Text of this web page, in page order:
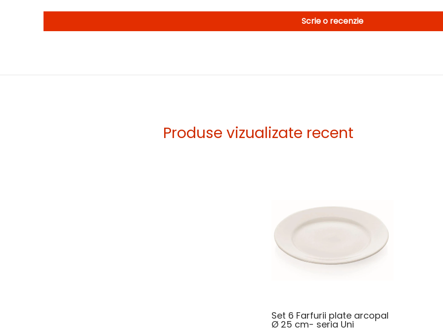
Scrie o recenzie
Produse vizualizate recent
Set 6 Farfurii plate arcopal
Ø 25 cm- seria Uni